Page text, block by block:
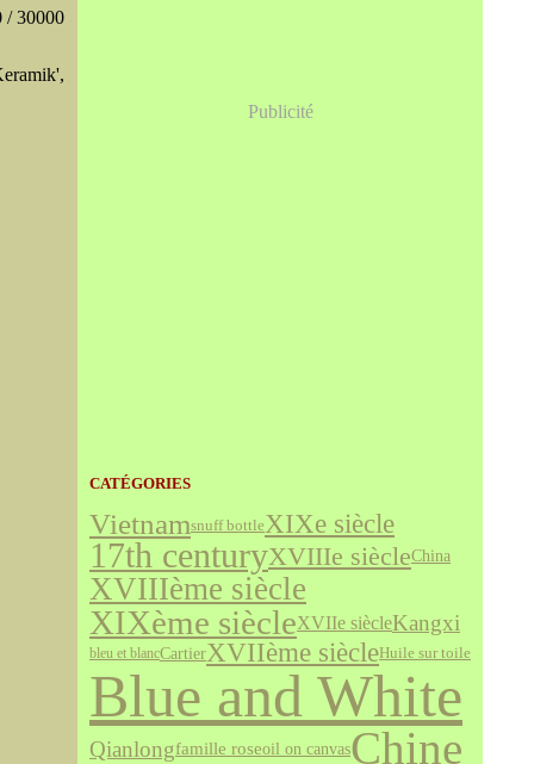
/ 30000
Publicité
CATÉGORIES
Vietnamsnuff bottleXIXe siècle
17th centuryXVIIIe siècleChina
XVIIIème siècle
XIXème siècleXVIIe siècleKangxi
bleu et blancCartierXVIIème siècleHuile sur toile
Blue and White
Qianlongfamille roseoil on canvasChine